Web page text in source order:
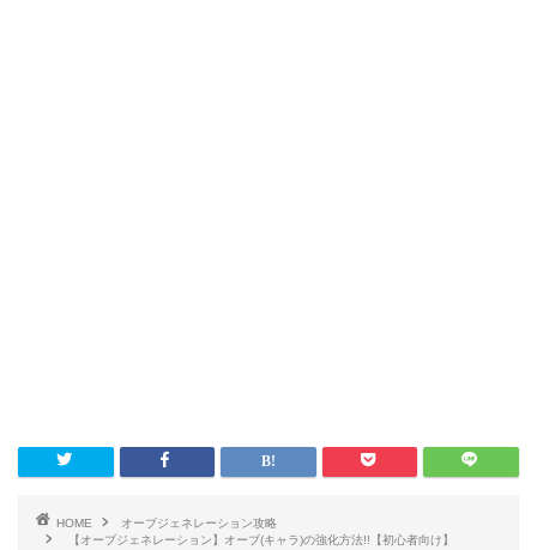
HOME
オーブジェネレーション攻略
【オーブジェネレーション】オーブ(キャラ)の強化方法!!【初心者向け】